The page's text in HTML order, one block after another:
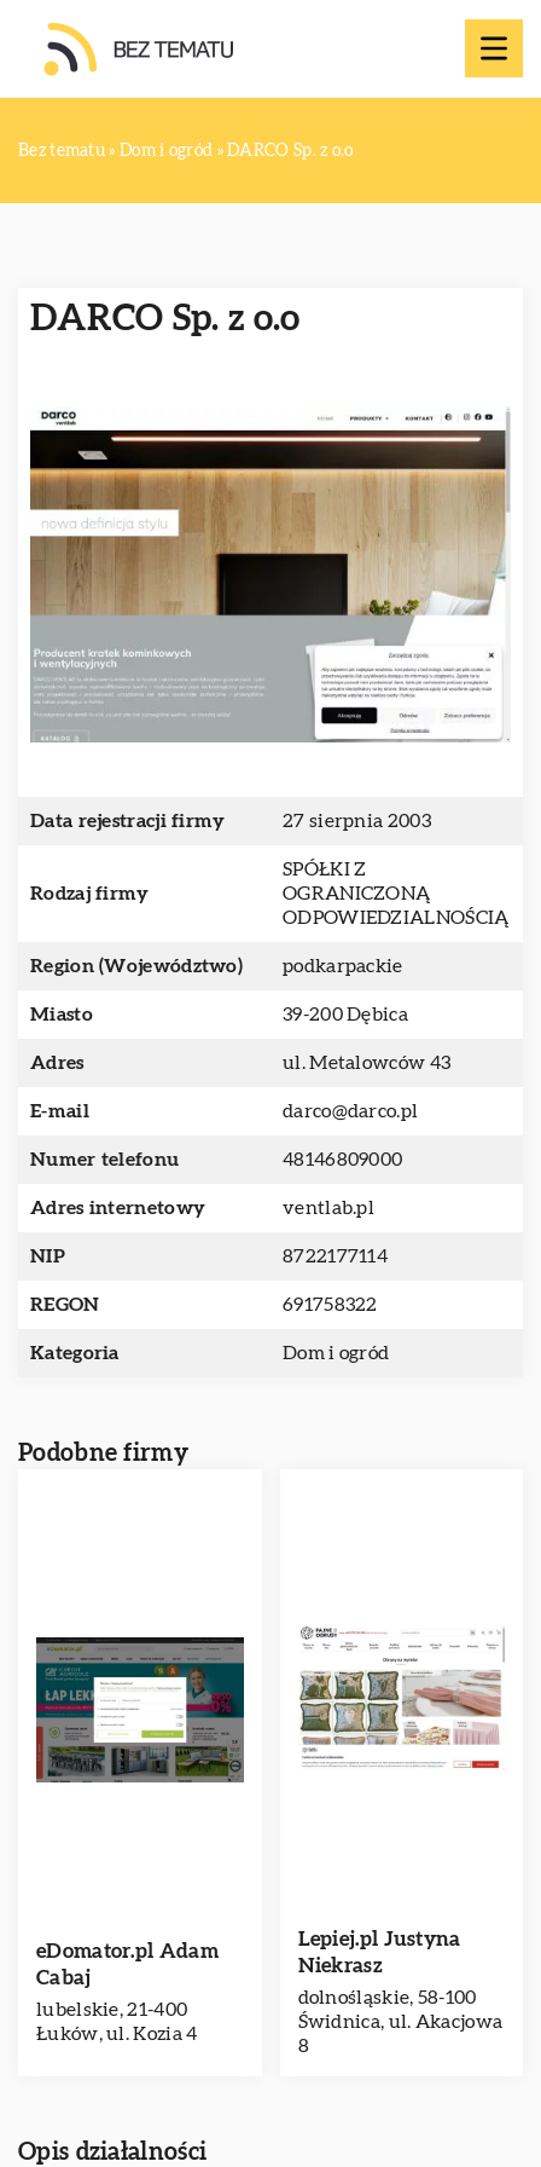
Bez tematu » Dom i ogród »DARCO Sp. z o.o
DARCO Sp. z o.o
Data rejestracji firmy 27 sierpnia 2003
Rodzaj firmy
SPÓŁKI Z
OGRANICZONĄ
ODPOWIEDZIALNOŚCIĄ
Region (Województwo) podkarpackie
Miasto 39-200 Dębica
Adres ul. Metalowców 43
E-mail darco@darco.pl
Numer telefonu 48146809000
Adres internetowy ventlab.pl
NIP 8722177114
REGON 691758322
Kategoria Dom i ogród
Podobne firmy
eDomator.pl Adam
Cabaj
lubelskie, 21-400
Łuków, ul. Kozia 4
Lepiej.pl Justyna
Niekrasz
dolnośląskie, 58-100
Świdnica, ul. Akacjowa
8
Opis działalności